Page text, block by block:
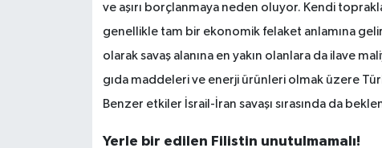
ve aşırı borçlanmaya neden oluyor. Kendi
genellikle tam bir ekonomik felaket anlamına
olarak savaş alanına en yakın olanlara da ilave
gıda maddeleri ve enerji ürünleri olmak üzere
Benzer etkiler İsrail-İran savaşı sırasında da
Yerle bir edilen Filistin unutulmamalı!